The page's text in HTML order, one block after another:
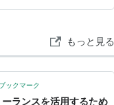
もっと見る
ブックマーク
ーランスを活用するため